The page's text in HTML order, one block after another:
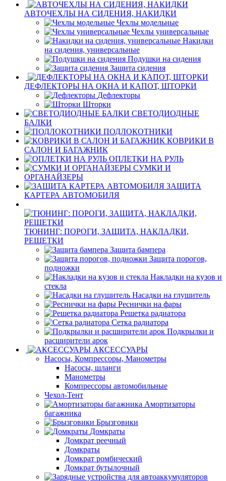
АВТОЧЕХЛЫ НА СИДЕНИЯ, НАКИДКИ
Чехлы модельные
Чехлы универсальные
Накидки
на сидения, универсальные
Подушки на сидения
Защита сидения
ДЕФЛЕКТОРЫ НА ОКНА И КАПОТ, ШТОРКИ
Дефлекторы
Шторки
СВЕТОДИОДНЫЕ
БАЛКИ
ПОДЛОКОТНИКИ
КОВРИКИ В
САЛОН И БАГАЖНИК
ОПЛЕТКИ НА РУЛЬ
СУМКИ И
ОРГАНАЙЗЕРЫ
ЗАЩИТА
КАРТЕРА АВТОМОБИЛЯ
ТЮНИНГ: ПОРОГИ, ЗАЩИТА, НАКЛАДКИ,
РЕШЕТКИ
Защита бампера
Защита порогов,
подножки
Накладки на кузов и
стекла
Насадки на глушитель
Реснички на фары
Решетка радиатора
Сетка радиатора
Подкрылки и
расширители арок
АКСЕССУАРЫ
Насосы, Компрессоры, Манометры
Насосы, шланги
Манометры
Компрессоры автомобильные
Чехол-Тент
Амортизаторы
багажника
Брызговики
Домкраты
Домкрат реечный
Домкраты
Домкрат ромбический
Домкрат бутылочный